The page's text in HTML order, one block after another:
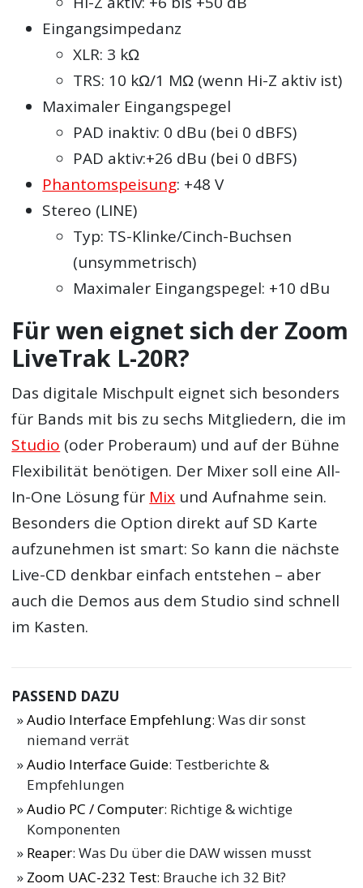
Eingangsimpedanz
XLR: 3 kΩ
TRS: 10 kΩ/1 MΩ (wenn Hi-Z aktiv ist)
Maximaler Eingangspegel
PAD inaktiv: 0 dBu (bei 0 dBFS)
PAD aktiv:+26 dBu (bei 0 dBFS)
Phantomspeisung: +48 V
Stereo (LINE)
Typ: TS-Klinke/Cinch-Buchsen
(unsymmetrisch)
Maximaler Eingangspegel: +10 dBu
Für wen eignet sich der Zoom
LiveTrak L-20R?
Das digitale Mischpult eignet sich besonders
für Bands mit bis zu sechs Mitgliedern, die im
Studio (oder Proberaum) und auf der Bühne
Flexibilität benötigen. Der Mixer soll eine All-
In-One Lösung für Mix und Aufnahme sein.
Besonders die Option direkt auf SD Karte
aufzunehmen ist smart: So kann die nächste
Live-CD denkbar einfach entstehen – aber
auch die Demos aus dem Studio sind schnell
im Kasten.
PASSEND DAZU
Audio Interface Empfehlung: Was dir sonst
niemand verrät
Audio Interface Guide: Testberichte &
Empfehlungen
Audio PC / Computer: Richtige & wichtige
Komponenten
Reaper: Was Du über die DAW wissen musst
Zoom UAC-232 Test: Brauche ich 32 Bit?